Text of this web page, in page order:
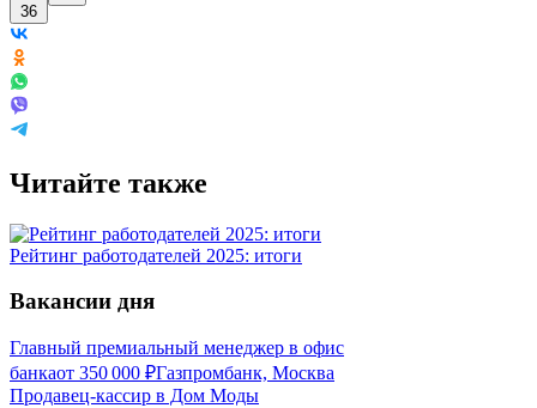
36
Читайте также
Рейтинг работодателей 2025: итоги
Вакансии дня
Главный премиальный менеджер в офис
банкаот 350 000 ₽Газпромбанк, Москва
Продавец-кассир в Дом Моды